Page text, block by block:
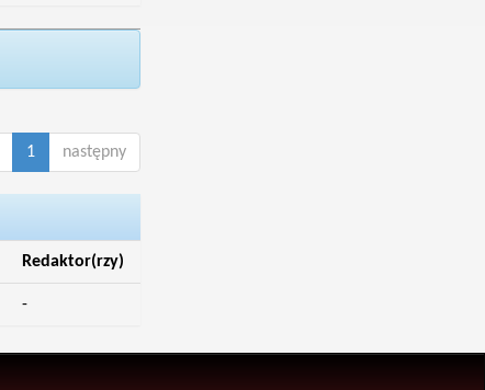
1 następny
Redaktor(rzy)
-